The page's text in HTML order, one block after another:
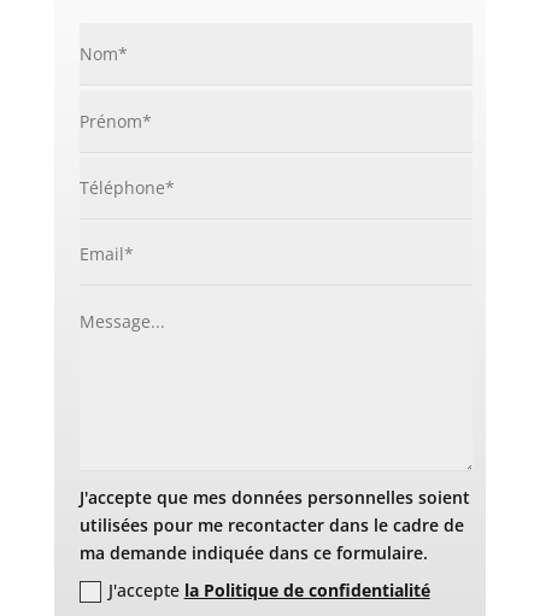
J'accepte que mes données personnelles soient
utilisées pour me recontacter dans le cadre de
ma demande indiquée dans ce formulaire.
J'accepte la Politique de confidentialité